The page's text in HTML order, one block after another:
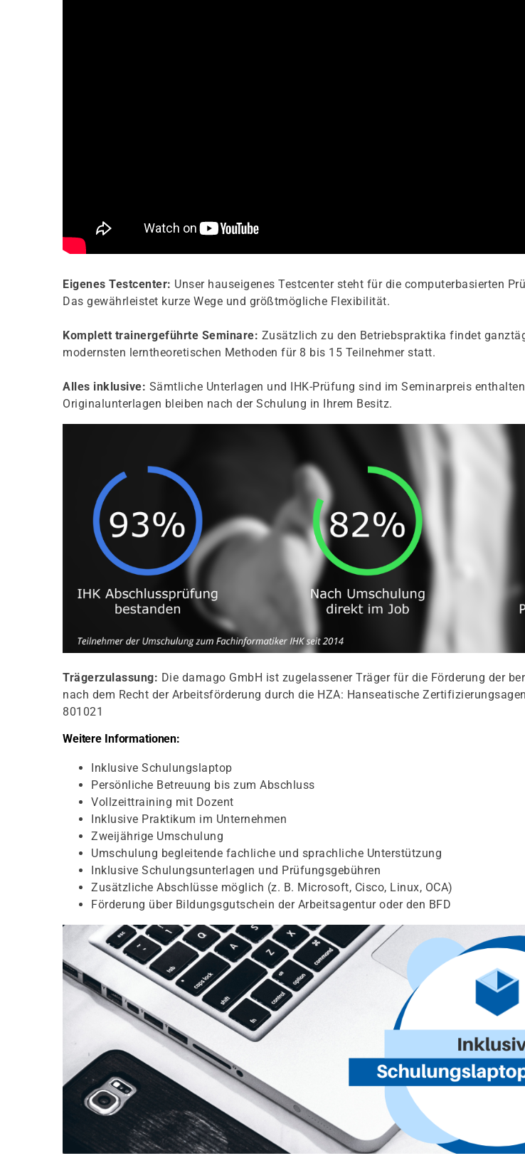
Eigenes Testcenter: Unser hauseigenes Testcenter steht für die computerbasierten
Das gewährleistet kurze Wege und größtmögliche Flexibilität.
Komplett trainergeführte Seminare: Zusätzlich zu den Betriebspraktika findet
modernsten lerntheoretischen Methoden für 8 bis 15 Teilnehmer statt.
Alles inklusive: Sämtliche Unterlagen und IHK-Prüfung sind im Seminarpreis
Originalunterlagen bleiben nach der Schulung in Ihrem Besitz.
Trägerzulassung: Die damago GmbH ist zugelassener Träger für die Förderung der
nach dem Recht der Arbeitsförderung durch die HZA: Hanseatische
801021
Weitere Informationen:
Inklusive Schulungslaptop
Persönliche Betreuung bis zum Abschluss
Vollzeittraining mit Dozent
Inklusive Praktikum im Unternehmen
Zweijährige Umschulung
Umschulung begleitende fachliche und sprachliche Unterstützung
Inklusive Schulungsunterlagen und Prüfungsgebühren
Zusätzliche Abschlüsse möglich (z. B. Microsoft, Cisco, Linux, OCA)
Förderung über Bildungsgutschein der Arbeitsagentur oder den BFD